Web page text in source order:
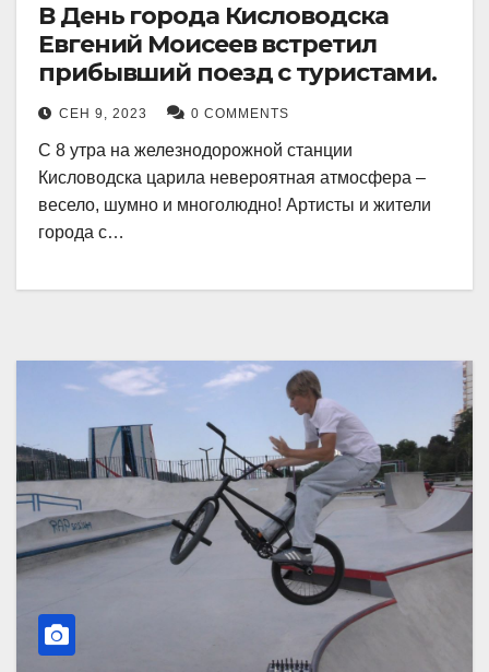
В День города Кисловодска
Евгений Моисеев встретил
прибывший поезд с туристами.
СЕН 9, 2023 0 COMMENTS
С 8 утра на железнодорожной станции
Кисловодска царила невероятная атмосфера –
весело, шумно и многолюдно! Артисты и жители
города с…